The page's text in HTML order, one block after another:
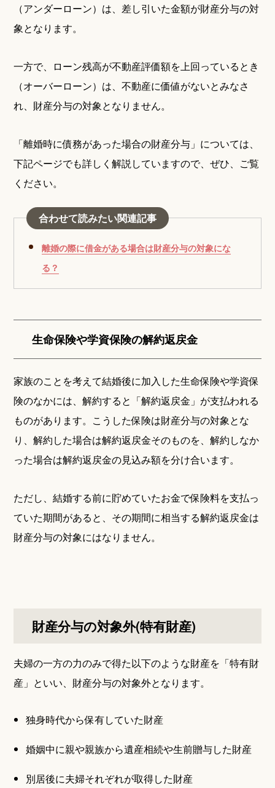
（アンダーローン）は、差し引いた金額が財産分与の対
象となります。
一方で、ローン残高が不動産評価額を上回っているとき
（オーバーローン）は、不動産に価値がないとみなさ
れ、財産分与の対象となりません。
「離婚時に債務があった場合の財産分与」については、
下記ページでも詳しく解説していますので、ぜひ、ご覧
ください。
合わせて読みたい関連記事
離婚の際に借金がある場合は財産分与の対象にな
る？
生命保険や学資保険の解約返戻金
家族のことを考えて結婚後に加入した生命保険や学資保
険のなかには、解約すると「解約返戻金」が支払われる
ものがあります。こうした保険は財産分与の対象とな
り、解約した場合は解約返戻金そのものを、解約しなか
った場合は解約返戻金の見込み額を分け合います。
ただし、結婚する前に貯めていたお金で保険料を支払っ
ていた期間があると、その期間に相当する解約返戻金は
財産分与の対象にはなりません。
財産分与の対象外(特有財産)
夫婦の一方の力のみで得た以下のような財産を「特有財
産」といい、財産分与の対象外となります。
独身時代から保有していた財産
婚姻中に親や親族から遺産相続や生前贈与した財産
別居後に夫婦それぞれが取得した財産